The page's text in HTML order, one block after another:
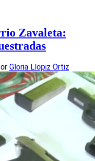
Zavaleta:
Gloria Llopiz Ortiz